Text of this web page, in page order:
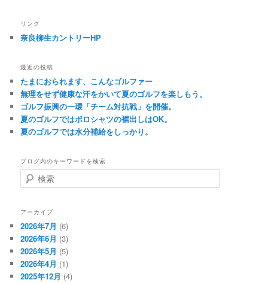
リンク
奈良柳生カントリーHP
最近の投稿
たまにおられます、こんなゴルファー
無理をせず健康な汗をかいて夏のゴルフを楽しもう。
ゴルフ振興の一環「チーム対抗戦」を開催。
夏のゴルフではポロシャツの裾出しはOK。
夏のゴルフでは水分補給をしっかり。
ブログ内のキーワードを検索
検
索
アーカイブ
2026年7月 (6)
2026年6月 (3)
2026年5月 (5)
2026年4月 (1)
2025年12月 (4)